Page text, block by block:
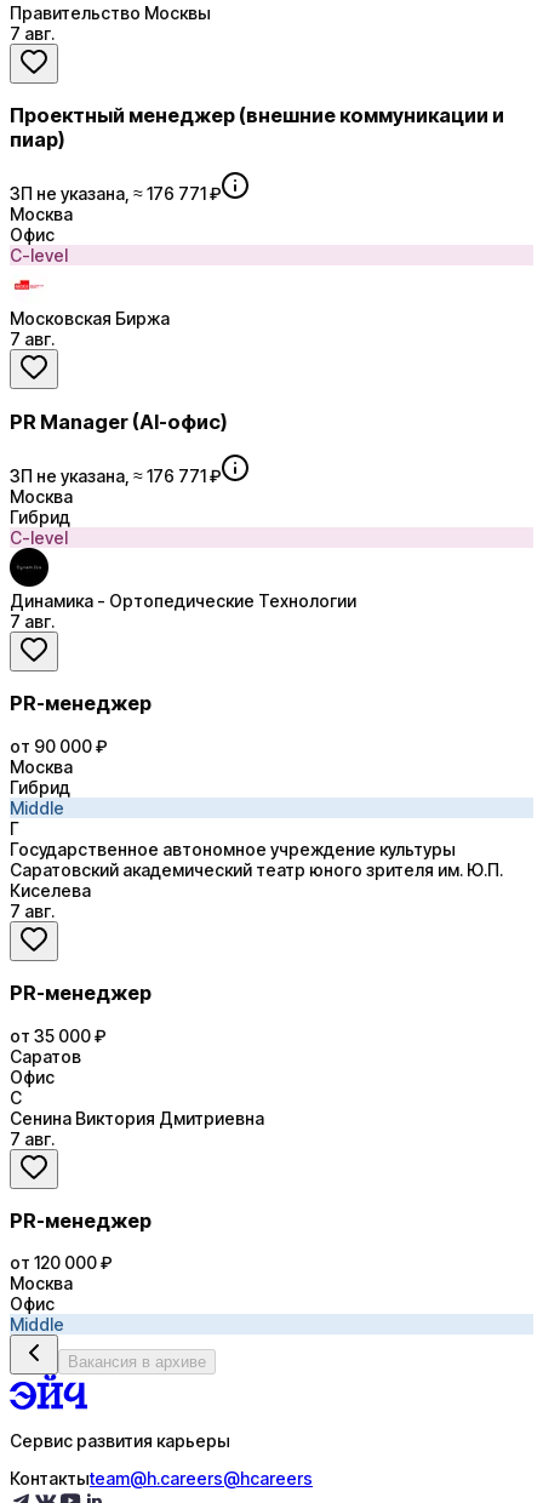
Правительство Москвы
7 авг.
Проектный менеджер (внешние коммуникации и
пиар)
ЗП не указана, ≈ 176 771 ₽
Москва
Офис
C-level
Московская Биржа
7 авг.
PR Manager (AI-офис)
ЗП не указана, ≈ 176 771 ₽
Москва
Гибрид
C-level
Динамика - Ортопедические Технологии
7 авг.
PR-менеджер
от 90 000 ₽
Москва
Гибрид
Middle
Г
Государственное автономное учреждение культуры
Саратовский академический театр юного зрителя им. Ю.П.
Киселева
7 авг.
PR-менеджер
от 35 000 ₽
Саратов
Офис
С
Сенина Виктория Дмитриевна
7 авг.
PR-менеджер
от 120 000 ₽
Москва
Офис
Middle
Вакансия в архиве
Сервис развития карьеры
Контактыteam@h.careers@hcareers